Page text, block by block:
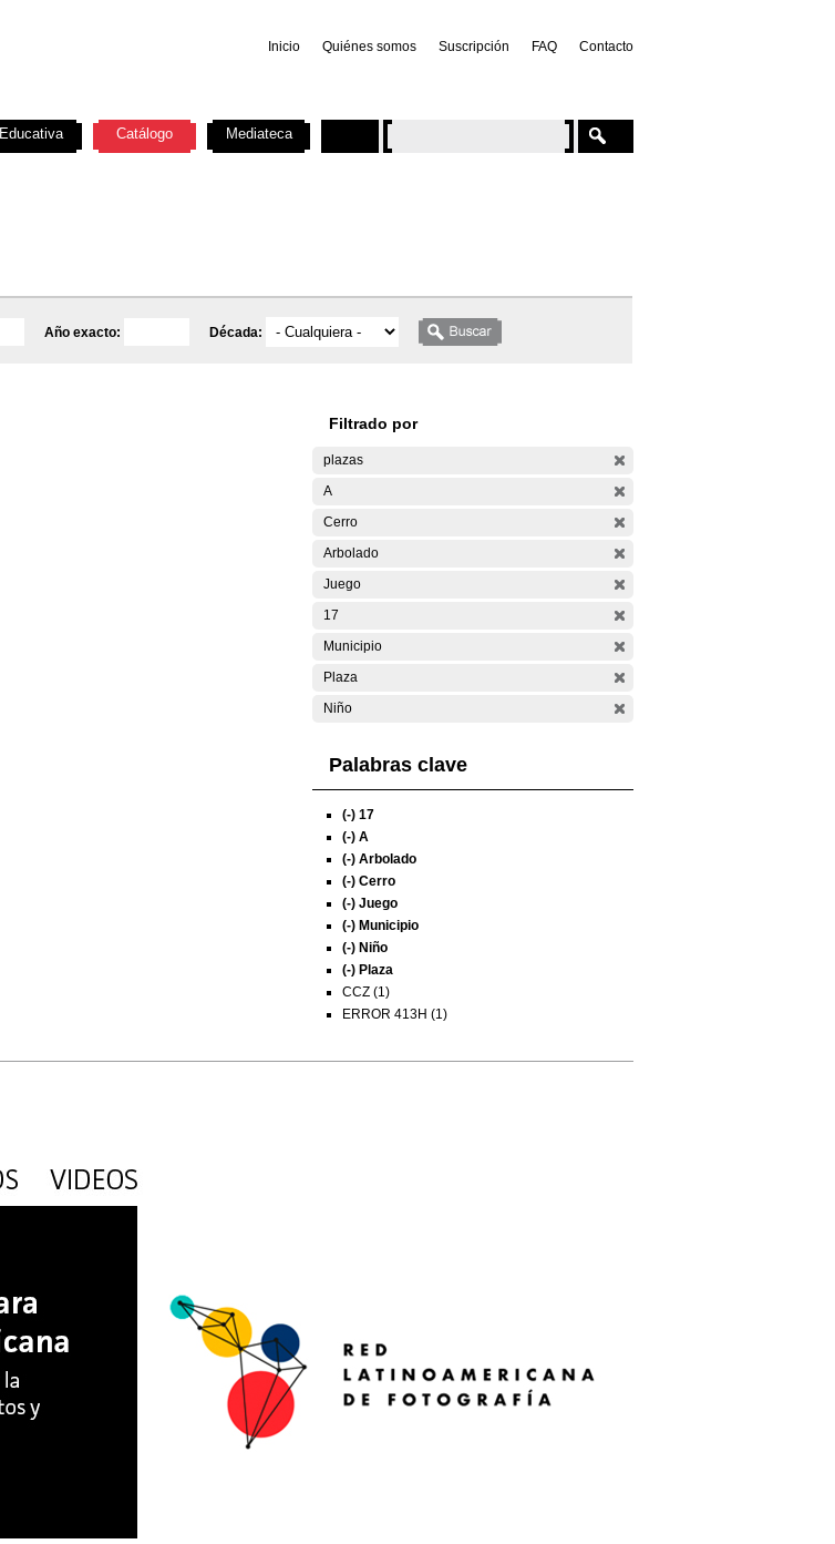
Inicio Quiénes somos Suscripción FAQ Contacto
Año exacto: Década:
Filtrado por
plazas
A
Cerro
Arbolado
Juego
17
Municipio
Plaza
Niño
Palabras clave
(-) 17
(-) A
(-) Arbolado
(-) Cerro
(-) Juego
(-) Municipio
(-) Niño
(-) Plaza
CCZ (1)
ERROR 413H (1)
Educativa Catálogo Mediateca